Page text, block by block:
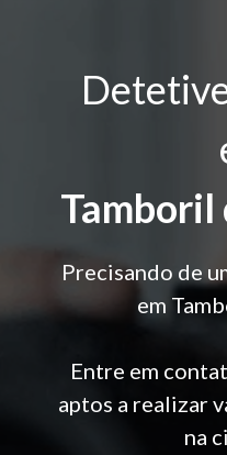
Tamboril
Precisando de
em
Entre em
aptos a realizar
na